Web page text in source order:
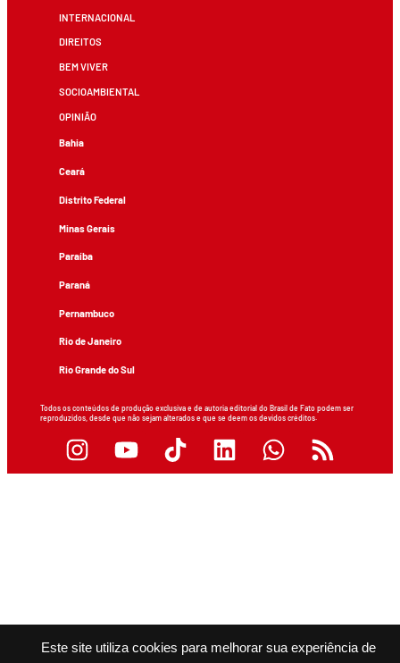
Este site utiliza cookies para melhorar sua experiência de
INTERNACIONAL
DIREITOS
BEM VIVER
SOCIOAMBIENTAL
OPINIÃO
Bahia
Ceará
Distrito Federal
Minas Gerais
Paraíba
Paraná
Pernambuco
Rio de Janeiro
Rio Grande do Sul
Todos os conteúdos de produção exclusiva e de autoria editorial do Brasil de Fato podem ser
reproduzidos, desde que não sejam alterados e que se deem os devidos créditos.